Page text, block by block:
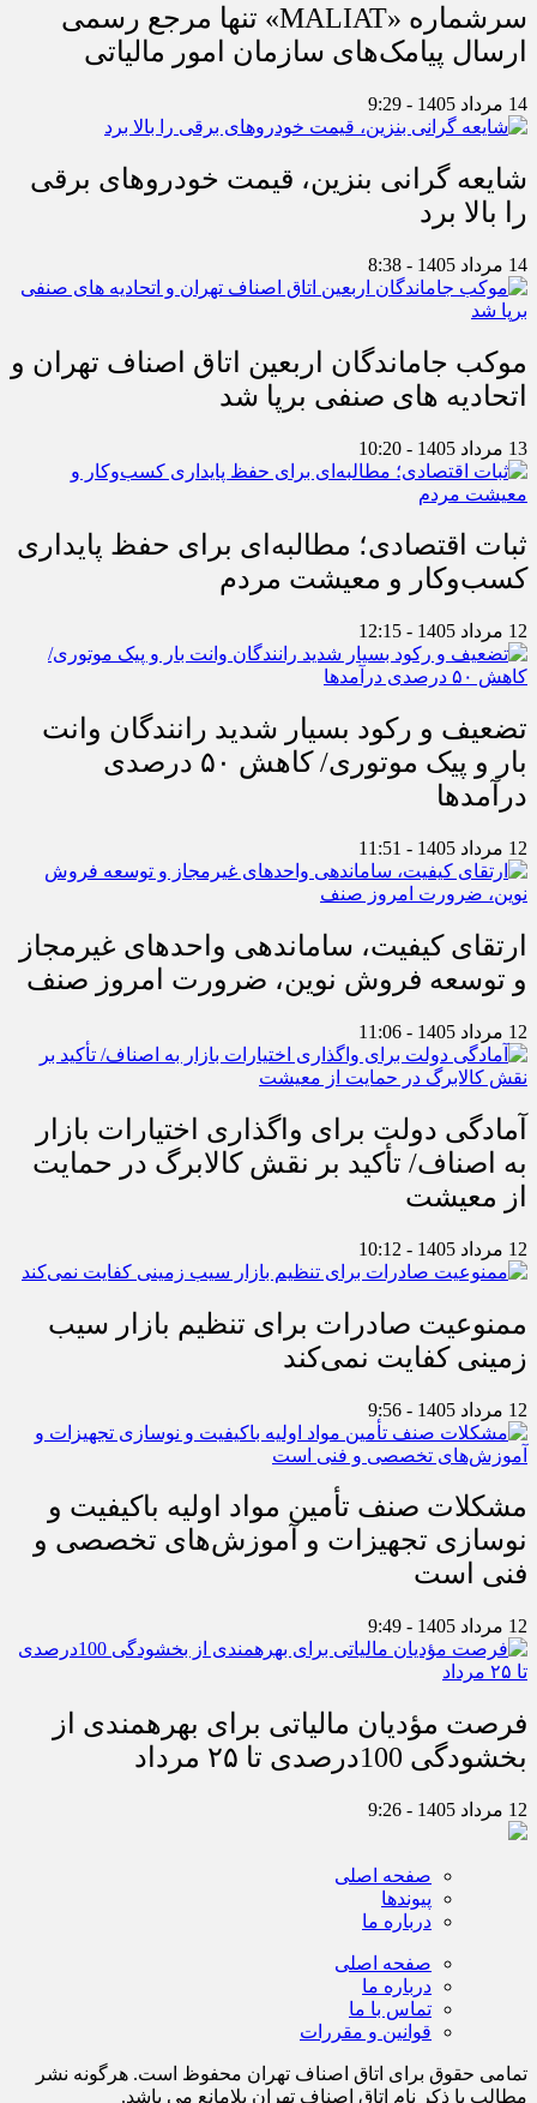
سرشماره «MALIAT» تنها مرجع رسمی
ارسال پیامک‌های سازمان امور مالیاتی
14 مرداد 1405 - 9:29
شایعه گرانی بنزین، قیمت خودروهای برقی
را بالا برد
14 مرداد 1405 - 8:38
موکب جاماندگان اربعین اتاق اصناف تهران و
اتحادیه های صنفی برپا شد
13 مرداد 1405 - 10:20
ثبات اقتصادی؛ مطالبه‌ای برای حفظ پایداری
کسب‌وکار و معیشت مردم
12 مرداد 1405 - 12:15
تضعیف و رکود بسیار شدید رانندگان وانت
بار و پیک موتوری/ کاهش ۵۰ درصدی
درآمدها
12 مرداد 1405 - 11:51
ارتقای کیفیت، ساماندهی واحدهای غیرمجاز
و توسعه فروش نوین، ضرورت امروز صنف
12 مرداد 1405 - 11:06
آمادگی دولت برای واگذاری اختیارات بازار
به اصناف/ تأکید بر نقش کالابرگ در حمایت
از معیشت
12 مرداد 1405 - 10:12
ممنوعیت صادرات برای تنظیم بازار سیب
زمینی کفایت نمی‌کند
12 مرداد 1405 - 9:56
مشکلات صنف تأمین مواد اولیه باکیفیت و
نوسازی تجهیزات و آموزش‌های تخصصی و
فنی است
12 مرداد 1405 - 9:49
فرصت مؤدیان مالیاتی برای بهره‎مندی از
بخشودگی 100درصدی تا ۲۵ مرداد
12 مرداد 1405 - 9:26
صفحه اصلی
پیوندها
درباره ما
صفحه اصلی
درباره ما
تماس با ما
قوانین و مقررات
تمامی حقوق برای اتاق اصناف تهران محفوظ است. هرگونه نشر
مطالب با ذكر نام اتاق اصناف تهران بلامانع مي باشد.